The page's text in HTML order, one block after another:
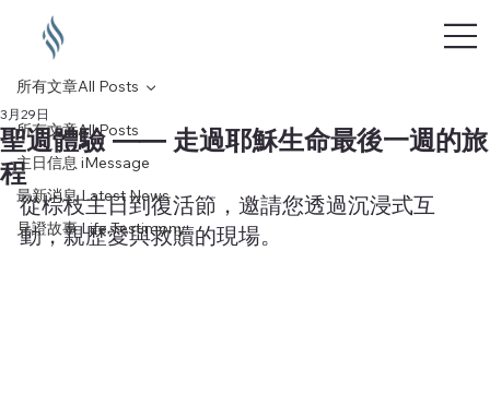
所有文章All Posts
主日信息 iMessage
最新消息 Latest News
見證故事 Life Testimony
所有文章All Posts
聖週體驗 —— 走過耶穌生命最後一週的旅
程
3月29日
從棕枝主日到復活節，邀請您透過沉浸式互
動，親歷愛與救贖的現場。